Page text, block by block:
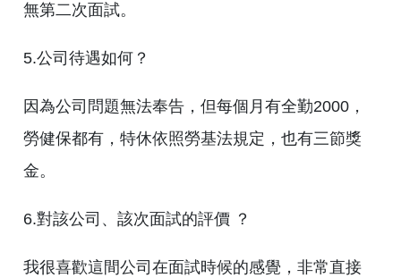
無第二次面試。
5.公司待遇如何？
因為公司問題無法奉告，但每個月有全勤2000，
勞健保都有，特休依照勞基法規定，也有三節獎
金。
6.對該公司、該次面試的評價 ？
我很喜歡這間公司在面試時候的感覺，非常直接